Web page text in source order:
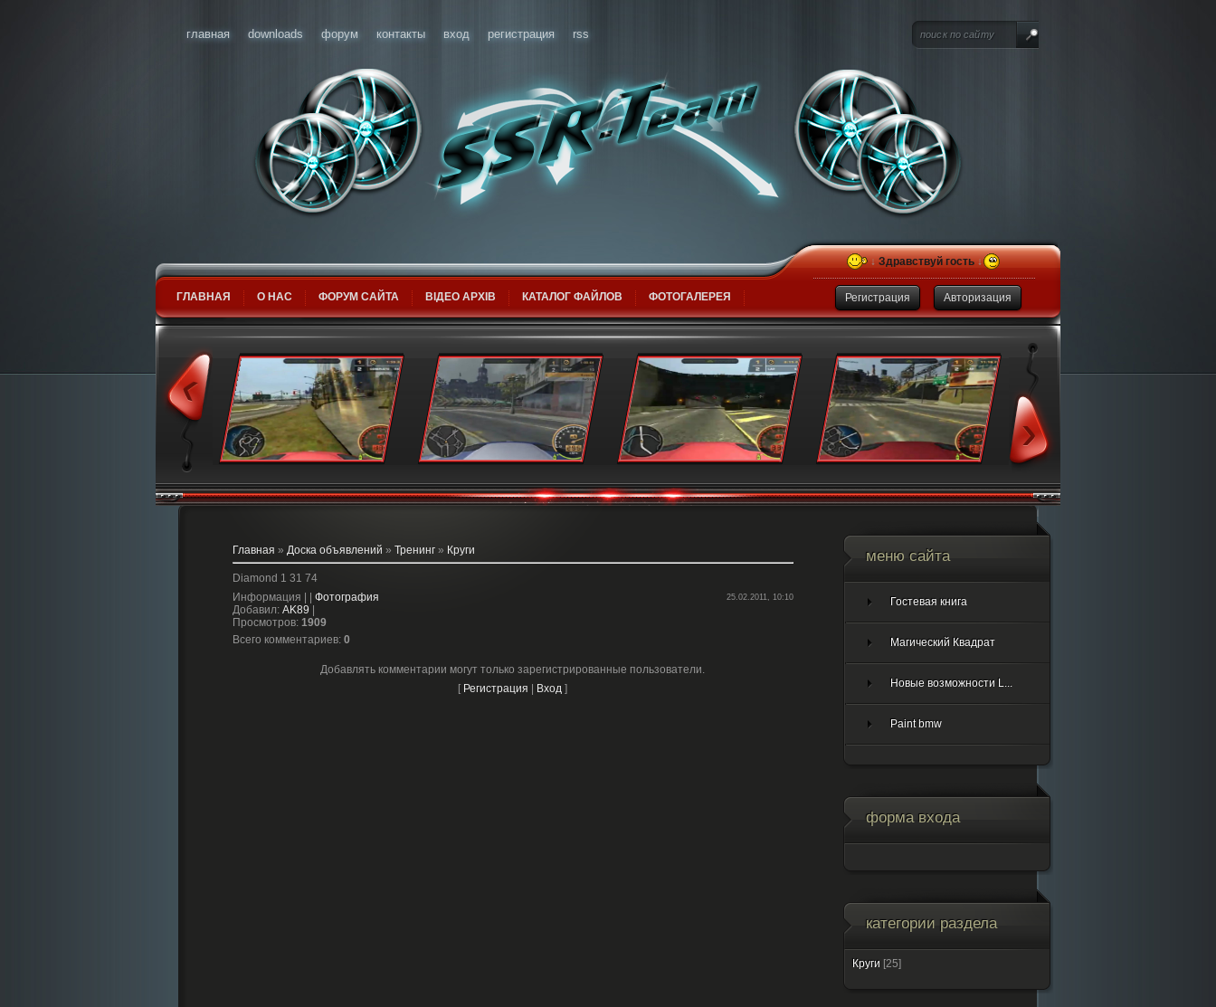
главная downloads форум контакты вход регистрация rss
↓Здравствуй гость↓
Регистрация Авторизация
ГЛАВНАЯ О НАС ФОРУМ САЙТА ВІДЕО АРХІВ КАТАЛОГ ФАЙЛОВ ФОТОГАЛЕРЕЯ
Главная » Доска объявлений » Тренинг» Круги
Diamond 1 31 74
Информация | | Фотография 25.02.2011, 10:10
Добавил: AK89
Просмотров: 1909
Всего комментариев: 0
Добавлять комментарии могут только зарегистрированные пользователи.
[ Регистрация Вход ]
меню сайта
Гостевая книга
Магический Квадрат
Новые возможности L...
Paint bmw
форма входа
категории раздела
Круги [25]